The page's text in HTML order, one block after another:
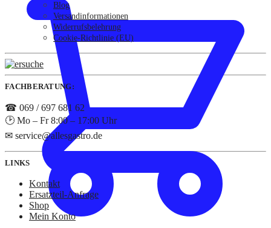
Blog
Versandinformationen
Widerrufsbelehrung
Cookie-Richtlinie (EU)
FACHBERATUNG:
☎ 069 / 697 681 62
🕑 Mo – Fr 8:00 – 17:00 Uhr
✉ service@allesgastro.de
LINKS
Kontakt
Ersatzteil-Anfrage
Shop
Mein Konto